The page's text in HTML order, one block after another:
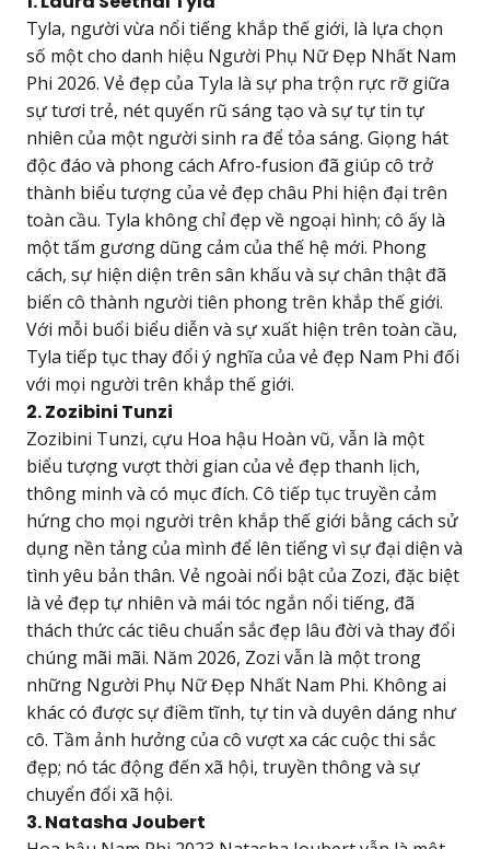
Tyla, người vừa nổi tiếng khắp thế giới, là lựa chọn
số một cho danh hiệu Người Phụ Nữ Đẹp Nhất Nam
Phi 2026. Vẻ đẹp của Tyla là sự pha trộn rực rỡ giữa
sự tươi trẻ, nét quyến rũ sáng tạo và sự tự tin tự
nhiên của một người sinh ra để tỏa sáng. Giọng hát
độc đáo và phong cách Afro-fusion đã giúp cô trở
thành biểu tượng của vẻ đẹp châu Phi hiện đại trên
toàn cầu. Tyla không chỉ đẹp về ngoại hình; cô ấy là
một tấm gương dũng cảm của thế hệ mới. Phong
cách, sự hiện diện trên sân khấu và sự chân thật đã
biến cô thành người tiên phong trên khắp thế giới.
Với mỗi buổi biểu diễn và sự xuất hiện trên toàn cầu,
Tyla tiếp tục thay đổi ý nghĩa của vẻ đẹp Nam Phi đối
với mọi người trên khắp thế giới.
2. Zozibini Tunzi
Zozibini Tunzi, cựu Hoa hậu Hoàn vũ, vẫn là một
biểu tượng vượt thời gian của vẻ đẹp thanh lịch,
thông minh và có mục đích. Cô tiếp tục truyền cảm
hứng cho mọi người trên khắp thế giới bằng cách sử
dụng nền tảng của mình để lên tiếng vì sự đại diện và
tình yêu bản thân. Vẻ ngoài nổi bật của Zozi, đặc biệt
là vẻ đẹp tự nhiên và mái tóc ngắn nổi tiếng, đã
thách thức các tiêu chuẩn sắc đẹp lâu đời và thay đổi
chúng mãi mãi. Năm 2026, Zozi vẫn là một trong
những Người Phụ Nữ Đẹp Nhất Nam Phi. Không ai
khác có được sự điềm tĩnh, tự tin và duyên dáng như
cô. Tầm ảnh hưởng của cô vượt xa các cuộc thi sắc
đẹp; nó tác động đến xã hội, truyền thông và sự
chuyển đổi xã hội.
3. Natasha Joubert